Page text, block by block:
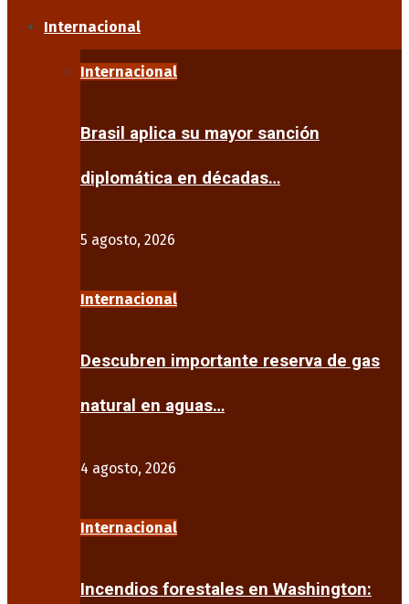
Internacional
Internacional
Brasil aplica su mayor sanción
diplomática en décadas…
5 agosto, 2026
Internacional
Descubren importante reserva de gas
natural en aguas…
4 agosto, 2026
Internacional
Incendios forestales en Washington: